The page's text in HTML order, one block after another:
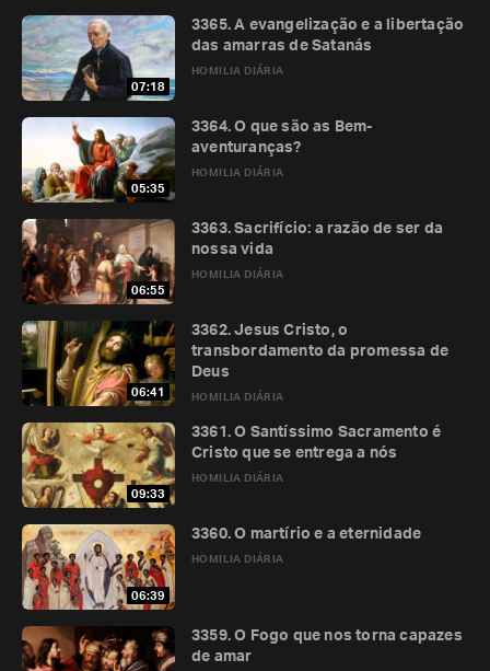
07:18
HOMILIA DIÁRIA
3365. A evangelização e a libertação
das amarras de Satanás
05:35
HOMILIA DIÁRIA
3364. O que são as Bem-
aventuranças?
06:55
HOMILIA DIÁRIA
3363. Sacrifício: a razão de ser da
nossa vida
06:41 HOMILIA DIÁRIA
3362. Jesus Cristo, o
transbordamento da promessa de
Deus
09:33
HOMILIA DIÁRIA
3361. O Santíssimo Sacramento é
Cristo que se entrega a nós
06:39
HOMILIA DIÁRIA
3360. O martírio e a eternidade
3359. O Fogo que nos torna capazes
de amar